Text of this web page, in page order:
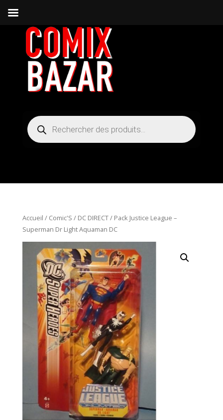
Recherche
de
produits
Accueil / Comic'S / DC DIRECT/ Pack Justice League –
Superman Dr Light Aquaman DC